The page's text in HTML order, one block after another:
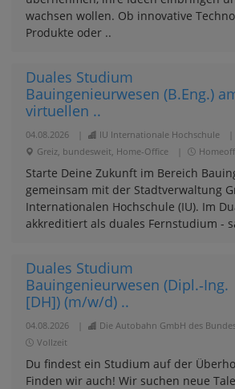
wachsen wollen. Ob innovative
Produkte oder ..
Duales Studium
Bauingenieurwesen (B.Eng.)
virtuellen ..
04.08.2026 IU Internationale Hochschule
Greiz, bundesweit, Home-Office
Starte Deine Zukunft im Bereich
gemeinsam mit der Stadtverwaltung
Internationalen Hochschule (IU). Im
akkreditiert als duales Fernstudium -
Duales Studium
Bauingenieurwesen (Dipl.‑Ing.
[DH]) (m/w/d) ..
04.08.2026 Die Autobahn GmbH des
Vollzeit
Du findest ein Studium auf der
Finden wir auch! Wir suchen neue